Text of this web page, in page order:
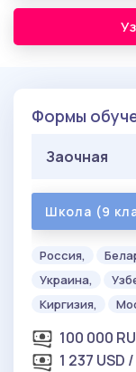
Формы
Заочная
Школа (9
Россия,
Украина,
Киргизия,
100 000
1 237 USD